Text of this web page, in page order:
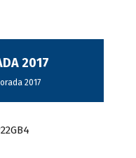
2017
2017